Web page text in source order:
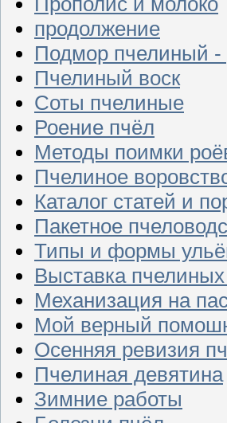
продолжение
Подмор пчелиный -
Пчелиный воск
Соты пчелиные
Роение пчёл
Методы поимки
Пчелиное
Каталог статей и
Пакетное
Типы и формы
Выставка
Механизация на
Мой верный
Осенняя ревизия
Пчелиная девятина
Зимние работы